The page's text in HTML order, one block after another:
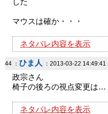
した
マウスは確か・・・
ネタバレ内容を表示
44 ： ひま人 ：2013-03-22 14:49:41
政宗さん
椅子の後ろの視点変更は…
ネタバレ内容を表示